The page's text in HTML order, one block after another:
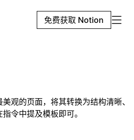
免费获取 Notion
观的页面，将其转换为结构清晰、
令中提及模板即可。